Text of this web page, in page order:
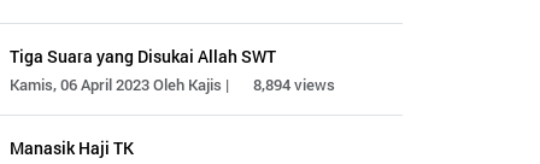
Tiga Suara yang Disukai Allah SWT
Kamis, 06 April 2023 Oleh Kajis | 8,894 views
Manasik Haji TK